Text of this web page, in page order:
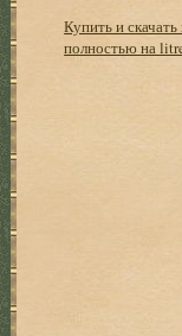
Купить и скачать
полностью на